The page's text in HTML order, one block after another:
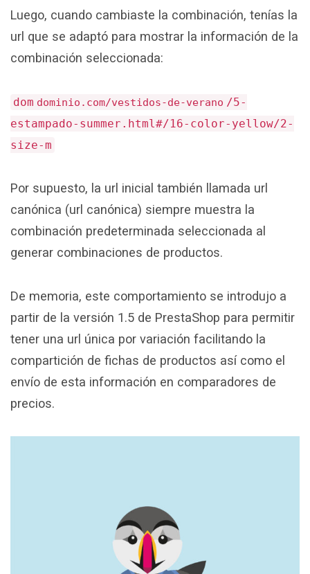
Luego, cuando cambiaste la combinación, tenías la
url que se adaptó para mostrar la información de la
combinación seleccionada:
dom dominio.com/vestidos-de-verano /5-
estampado-summer.html#/16-color-yellow/2-
size-m
Por supuesto, la url inicial también llamada url
canónica (url canónica) siempre muestra la
combinación predeterminada seleccionada al
generar combinaciones de productos.
De memoria, este comportamiento se introdujo a
partir de la versión 1.5 de PrestaShop para permitir
tener una url única por variación facilitando la
compartición de fichas de productos así como el
envío de esta información en comparadores de
precios.